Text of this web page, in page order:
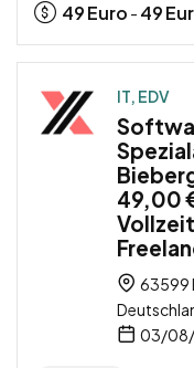
49Euro - 49
IT, EDV
49,00
63599
03/